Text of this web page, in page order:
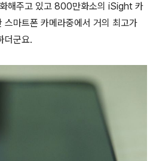
해주고 있고 800만화소의 iSight 카
스마트폰 카메라중에서 거의 최고가
더군요.